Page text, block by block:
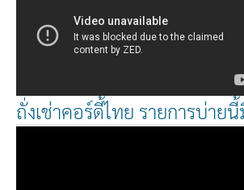
ถั่งเช่าคอร์ดี้ไทย รายการบ่าย